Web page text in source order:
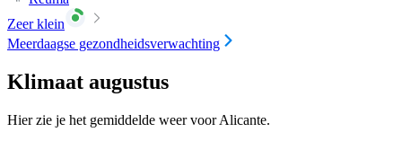
Zeer klein
Meerdaagse gezondheidsverwachting
Klimaat augustus
Hier zie je het gemiddelde weer voor Alicante.